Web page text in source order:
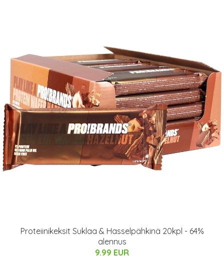
Proteiinikeksit Suklaa & Hasselpähkinä 20kpl - 64%
alennus
9.99 EUR